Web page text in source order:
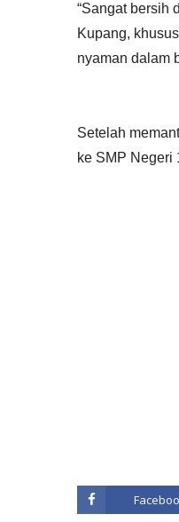
“Sangat bersih
Kupang,
nyaman dalam
Setelah
ke SMP Negeri